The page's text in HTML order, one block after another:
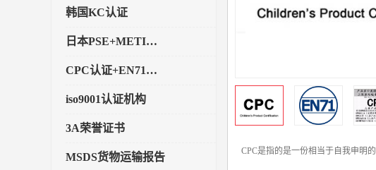
韩国KC认证
日本PSE+METI备案
CPC认证+EN71玩具认证
iso9001认证机构
3A荣誉证书
MSDS货物运输报告 CPC是指的是一份相当于自我申明